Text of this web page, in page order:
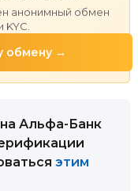
анонимный обмен
обмену →
Альфа-Банк
этим